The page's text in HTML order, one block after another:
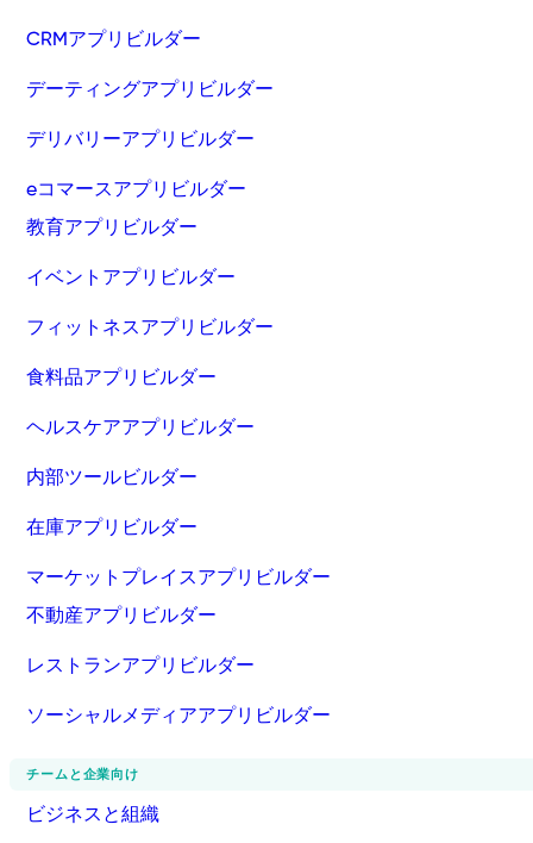
CRMアプリビルダー
デーティングアプリビルダー
デリバリーアプリビルダー
eコマースアプリビルダー
教育アプリビルダー
イベントアプリビルダー
フィットネスアプリビルダー
食料品アプリビルダー
ヘルスケアアプリビルダー
内部ツールビルダー
在庫アプリビルダー
マーケットプレイスアプリビルダー
不動産アプリビルダー
レストランアプリビルダー
ソーシャルメディアアプリビルダー
チームと企業向け
ビジネスと組織